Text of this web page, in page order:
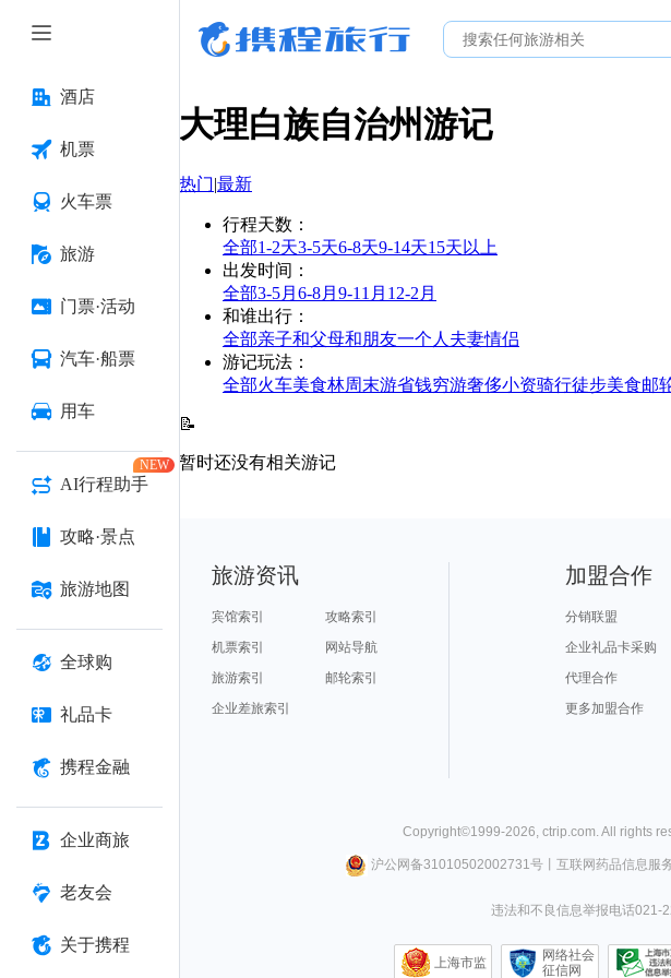
酒店
机票
火车票
旅游
门票·活动
汽车·船票
用车
AI行程助手
NEW
攻略·景点
旅游地图
全球购
礼品卡
携程金融
企业商旅
老友会
关于携程
大理白族自治州游记
热门|最新
行程天数 ：
全部1-2天3-5天6-8天9-14天15天以上
出发时间 ：
全部3-5月 6-8月 9-11月 12-2月
和谁出行 ：
全部亲子和父母和朋友一个人 夫妻情侣
游记玩法 ：
全部火车美食林周末游省钱穷游奢侈小资骑行徒步美食邮
📝
暂时还没有相关游记
旅游资讯
宾馆索引
攻略索引
机票索引
网站导航
旅游索引
邮轮索引
企业差旅索引
加盟合作
分销联盟
企业礼品卡采购
代理合作
更多加盟合作
Copyright©1999-2026, ctrip.com. All rights
沪公网备31010502002731号丨 互联网药品信息服
违法和不良信息举报电话021-
上海市监
网络社会
征信网